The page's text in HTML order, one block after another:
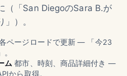
（「San DiegoのSara B.が
）。
ページロードで更新 — 「今23
ム 都市、時刻、商品詳細付き —
から取得。